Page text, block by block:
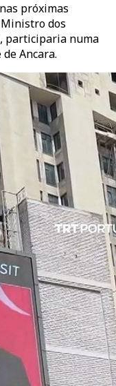
próximas
dos
participaria numa
Ancara.